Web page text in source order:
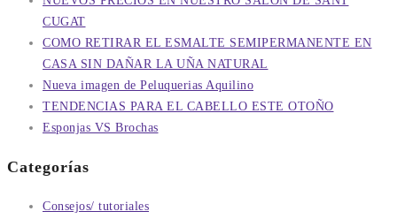
CUGAT
COMO RETIRAR EL ESMALTE SEMIPERMANENTE EN
CASA SIN DAÑAR LA UÑA NATURAL
Nueva imagen de Peluquerias Aquilino
TENDENCIAS PARA EL CABELLO ESTE OTOÑO
Esponjas VS Brochas
Categorías
Consejos/ tutoriales